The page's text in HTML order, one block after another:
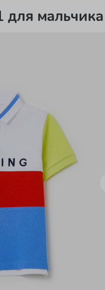
для мальчика